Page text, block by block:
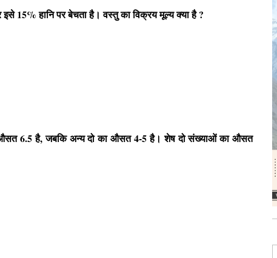
इसे15%हानि पर बेचता है। वस्तु का विक्रय मूल्य क्या है?
औसत6.5है,जबकि अन्य दो का औसत4-5है। शेष दो संख्याओं का औसत